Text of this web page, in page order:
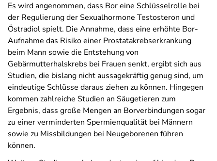
Es wird angenommen, dass Bor eine Schlüsselrolle bei
der Regulierung der Sexualhormone Testosteron und
Östradiol spielt. Die Annahme, dass eine erhöhte Bor-
Aufnahme das Risiko einer Prostatakrebserkrankung
beim Mann sowie die Entstehung von
Gebärmutterhalskrebs bei Frauen senkt, ergibt sich aus
Studien, die bislang nicht aussagekräftig genug sind, um
eindeutige Schlüsse daraus ziehen zu können. Hingegen
kommen zahlreiche Studien an Säugetieren zum
Ergebnis, dass große Mengen an Borverbindungen sogar
zu einer verminderten Spermienqualität bei Männern
sowie zu Missbildungen bei Neugeborenen führen
können.